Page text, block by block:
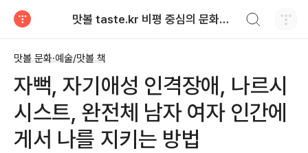
맛볼 taste.kr 비평 중심의 문화적 기호 · 맛 · 향기 리뷰
맛볼 문화·예술/맛볼 책
자뻑, 자기애성 인격장애, 나르시
시스트, 완전체 남자 여자 인간에
게서 나를 지키는 방법